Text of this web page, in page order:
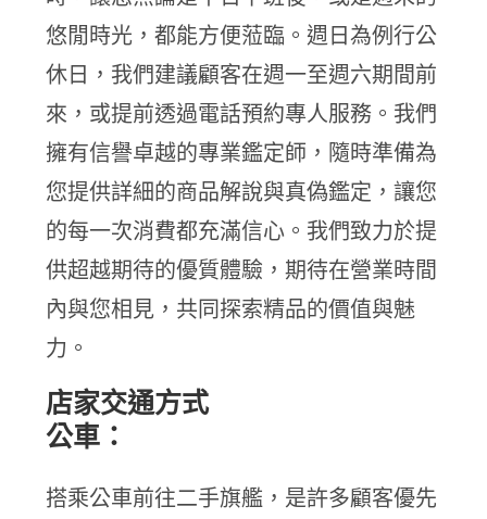
悠閒時光，都能方便蒞臨。週日為例行公
休日，我們建議顧客在週一至週六期間前
來，或提前透過電話預約專人服務。我們
擁有信譽卓越的專業鑑定師，隨時準備為
您提供詳細的商品解說與真偽鑑定，讓您
的每一次消費都充滿信心。我們致力於提
供超越期待的優質體驗，期待在營業時間
內與您相見，共同探索精品的價值與魅
力。
店家交通方式
公車：
搭乘公車前往二手旗艦，是許多顧客優先